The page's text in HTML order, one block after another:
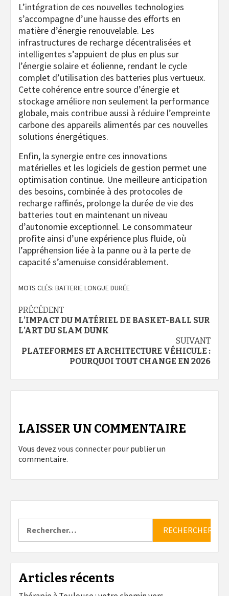
L’intégration de ces nouvelles technologies
s’accompagne d’une hausse des efforts en
matière d’énergie renouvelable. Les
infrastructures de recharge décentralisées et
intelligentes s’appuient de plus en plus sur
l’énergie solaire et éolienne, rendant le cycle
complet d’utilisation des batteries plus vertueux.
Cette cohérence entre source d’énergie et
stockage améliore non seulement la performance
globale, mais contribue aussi à réduire l’empreinte
carbone des appareils alimentés par ces nouvelles
solutions énergétiques.
Enfin, la synergie entre ces innovations
matérielles et les logiciels de gestion permet une
optimisation continue. Une meilleure anticipation
des besoins, combinée à des protocoles de
recharge raffinés, prolonge la durée de vie des
batteries tout en maintenant un niveau
d’autonomie exceptionnel. Le consommateur
profite ainsi d’une expérience plus fluide, où
l’appréhension liée à la panne ou à la perte de
capacité s’amenuise considérablement.
MOTS CLÉS: BATTERIE LONGUE DURÉE
Navigation
d’article
PRÉCÉDENT
L’IMPACT DU MATÉRIEL DE BASKET-BALL SUR
L’ART DU SLAM DUNK
SUIVANT
PLATEFORMES ET ARCHITECTURE VÉHICULE :
POURQUOI TOUT CHANGE EN 2026
LAISSER UN COMMENTAIRE
Vous devez vous connecter pour publier un
commentaire.
Articles récents